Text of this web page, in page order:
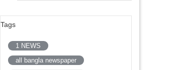
Tags
1 NEWS
all bangla newspaper